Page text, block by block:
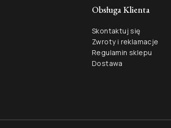
Obsługa Klienta
Skontaktuj się
Zwroty i reklamacje
Regulamin sklepu
Dostawa